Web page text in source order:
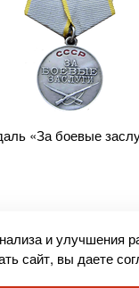
«За боевые
и улучшения
сайт, вы даете